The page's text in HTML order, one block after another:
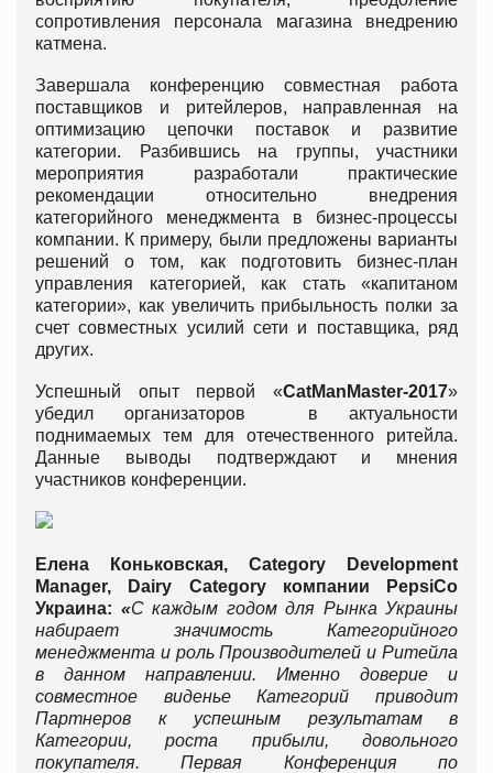
сопротивления персонала магазина внедрению
катмена.
Завершала конференцию совместная работа
поставщиков и ритейлеров, направленная на
оптимизацию цепочки поставок и развитие
категории. Разбившись на группы, участники
мероприятия разработали практические
рекомендации относительно внедрения
категорийного менеджмента в бизнес-процессы
компании. К примеру, были предложены варианты
решений о том, как подготовить бизнес-план
управления категорией, как стать «капитаном
категории», как увеличить прибыльность полки за
счет совместных усилий сети и поставщика, ряд
других.
Успешный опыт первой «CatMan Master-2017»
убедил организаторов в актуальности
поднимаемых тем для отечественного ритейла.
Данные выводы подтверждают и мнения
участников конференции.
Елена Коньковская, Category Development
Manager, Dairy Category компании
PepsiCo
Украина: «С каждым годом для Рынка Украины
набирает значимость Категорийного
менеджмента и роль Производителей и Ритейла
в данном направлении. Именно доверие и
совместное виденье Категорий приводит
Партнеров к успешным результатам в
Категории, роста прибыли, довольного
покупателя. Первая Конференция по